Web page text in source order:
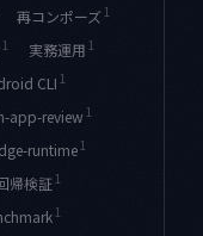
再コンポーズ 1
1 実務運用 1
CLI 1
app-review 1
runtime1
帰検証 1
1